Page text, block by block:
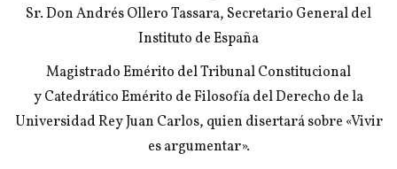
Sr. Don Andrés Ollero Tassara, Secretario General del
Instituto de España
Magistrado Emérito del Tribunal Constitucional
y Catedrático Emérito de Filosofía del Derecho de la
Universidad Rey Juan Carlos, quien disertará sobre «Vivir
es argumentar».